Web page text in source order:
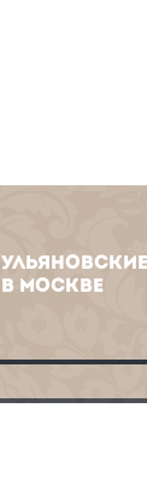
В МОСКВЕ